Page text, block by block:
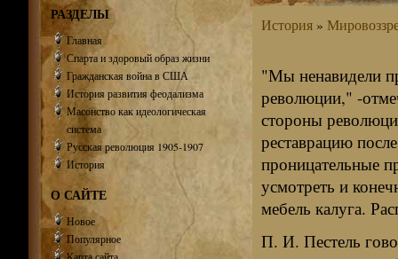
История»
"Мы ненавидели
революции," -
стороны
реставрацию
проницательные
усмотреть и
мебель калуга.
П. И. Пестель
РАЗДЕЛЫ
Главная
Спарта и здоровый образ жизни
Гражданская война в США
История развития феодализма
Масонство как идеологическая
система
Русская революция 1905-1907
История
О САЙТЕ
Новое
Популярное